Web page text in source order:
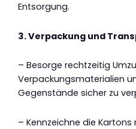
Entsorgung.
3. Verpackung und
– Besorge rechtzeitig
Verpackungsmaterialien
Gegenstände sicher zu
– Kennzeichne die